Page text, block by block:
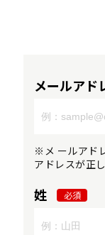
メールアド
※メ ールアド
アドレスが正
姓 必須